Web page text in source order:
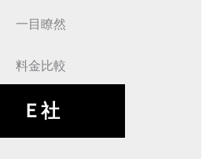
一目瞭然
料金比較
Ｅ社